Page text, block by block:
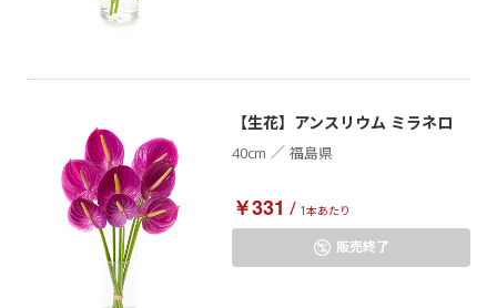
【生花】アンスリウム ミラネロ
40cm ／ 福島県
￥331 / 1本あたり
販売終了